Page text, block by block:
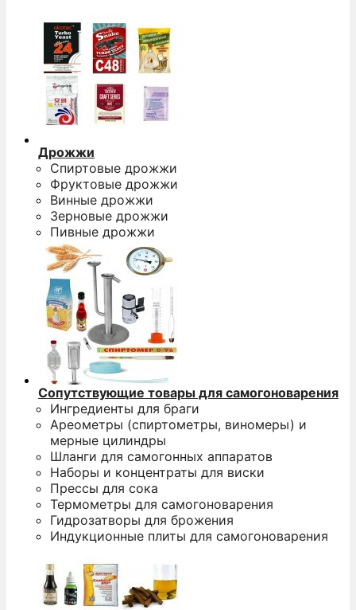
Дрожжи
Спиртовые дрожжи
Фруктовые дрожжи
Винные дрожжи
Зерновые дрожжи
Пивные дрожжи
Сопутствующие товары для самогоноварения
Ингредиенты для браги
Ареометры (спиртометры, виномеры) и
мерные цилиндры
Шланги для самогонных аппаратов
Наборы и концентраты для виски
Прессы для сока
Термометры для самогоноварения
Гидрозатворы для брожения
Индукционные плиты для самогоноварения